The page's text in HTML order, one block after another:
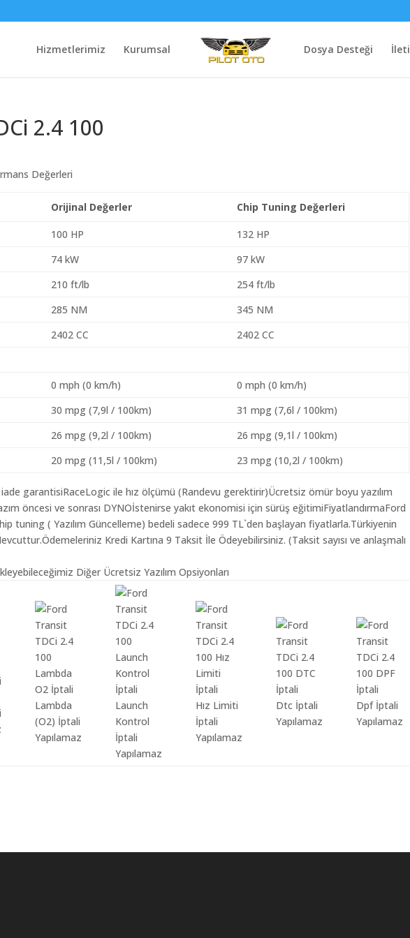
Hizmetlerimiz Kurumsal Dosya Desteği
2.4 100
Değerleri
Orijinal Değerler Chip Tuning Değerleri
100 HP
132 HP
74 kW
97 kW
210 ft/lb
254 ft/lb
285 NM
345 NM
2402 CC
2402 CC
0 mph (0 km/h)
0 mph (0 km/h)
30 mpg (7,9l / 100km)
31 mpg (7,6l / 100km)
26 mpg (9,2l / 100km)
26 mpg (9,1l / 100km)
20 mpg (11,5l / 100km) 23 mpg (10,2l / 100km)
garantisiRaceLogic ile hız ölçümü (Randevu gerektirir)Ücretsiz ömür boyu yazılım
öncesi ve sonrası DYNOİstenirse yakıt ekonomisi için sürüş eğitimiFiyatlandırmaFord
tuning ( Yazılım Güncelleme) bedeli sadece 999 TL`den başlayan fiyatlarla.Türkiyenin
Kredi Kartına 9 Taksit İle Ödeyebilirsiniz. (Taksit sayısı ve anlaşmalı
Diğer Ücretsiz Yazılım Opsiyonları
Lambda
(O2) İptali
Yapılamaz
Launch
Kontrol
İptali
Yapılamaz
Hız Limiti
İptali
Yapılamaz
Dtc İptali
Yapılamaz
Dpf İptali
Yapılamaz